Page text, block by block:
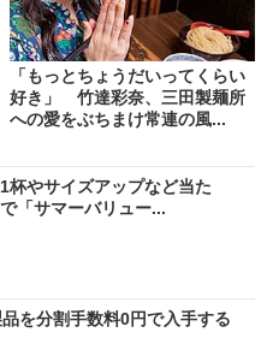
「もっとちょうだいってくらい
好き」 竹達彩奈、三田製麺所
への愛をぶちまけ常連の風...
杯やサイズアップなど当た
「サマーバリュー...
を分割手数料0円で入手する